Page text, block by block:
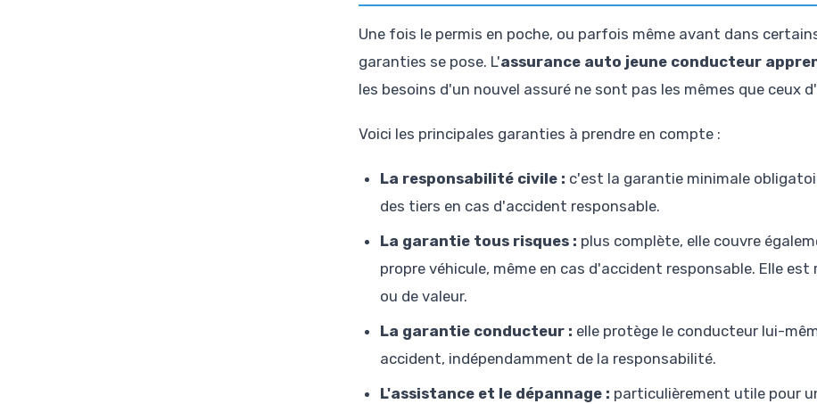
Une fois le permis en poche, ou parfois même avant dans
garanties se pose. L'assurance auto jeune conducteur
les besoins d'un nouvel assuré ne sont pas les mêmes que ceux
Voici les principales garanties à prendre en compte :
La responsabilité civile : c'est la garantie minimale
des tiers en cas d'accident responsable.
La garantie tous risques : plus complète, elle couvre
propre véhicule, même en cas d'accident responsable. Elle
ou de valeur.
La garantie conducteur : elle protège le conducteur lui-
accident, indépendamment de la responsabilité.
L'assistance et le dépannage : particulièrement utile pour